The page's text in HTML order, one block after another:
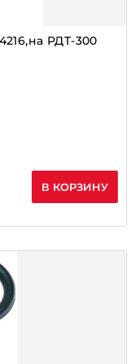
РДТ-300
В КОРЗИНУ